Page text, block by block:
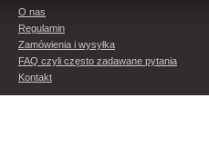
O nas
Regulamin
Zamówienia i wysyłka
FAQ czyli często zadawane pytania
Kontakt